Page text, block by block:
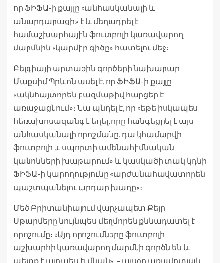
որ ՖԻՖԱ-ի քայլը «անհասկանալի և
անարդարացի» է և մեղադրել է
համաշխարհային ֆուտբոլի կառավարող
մարմնին «կարմիր գիծը» հատելու մեջ։
Բելգիայի արտաքին գործերի նախարար
Մաքսիմ Պրևոն ասել է, որ ՖԻՖԱ-ի քայլը
«ակնհայտորեն բազմաթիվ հարցեր է
առաջացնում»։ Նա պնդել է, որ «եթե իսկապես
հեռախոսազանգ է եղել, որը հանգեցրել է այս
անհասկանալի որոշմանը, դա կհամարվի
ֆուտբոլի և սպորտի ամենահիմնական
կանոնների խաթարում» և կասկածի տակ կդնի
ՖԻՖԱ-ի կարողությունը «արժանահավատորեն
պաշտպանելու արդար խաղը»։
Մեծ Բրիտանիայում վարչապետ Քեյր
Սթարմերը նույնպես մեղմորեն քննադատել է
որոշումը։ «Այդ որոշումները ֆուտբոլի
աշխարհի կառավարող մարմնի գործն են և
պետք է այդպես էլ մնան», – այսօր առավոտյան